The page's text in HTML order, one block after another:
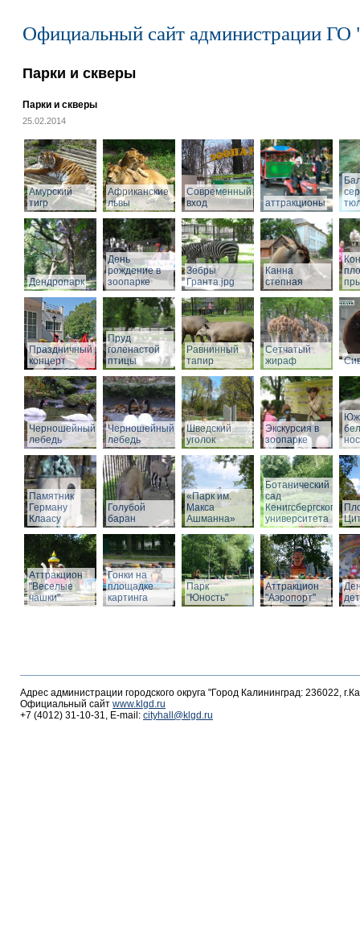
Официальный сайт администрации ГО
Парки и скверы
Парки и скверы
25.02.2014
Амурский
тигр
Африканские
львы
Современный
вход
аттракционы
Дендропарк
День
рождение в
зоопарке
Зебры
Гранта.jpg
Канна
степная
Праздничный
концерт
Пруд
голенастой
птицы
Равнинный
тапир
Сетчатый
жираф
Черношейный
лебедь
Черношейный
лебедь
Шведский
уголок
Экскурсия в
зоопарке
Памятник
Герману
Клаасу
Голубой
баран
«Парк им.
Макса
Ашманна»
Ботанический
сад
Кенигсбергского
университета
Аттракцион
"Веселые
чашки"
Гонки на
площадке
картинга
Парк
"Юность"
Аттракцион
"Аэропорт"
Адрес администрации городского округа "Город Калининград: 236022,
Официальный сайт www.klgd.ru
+7 (4012) 31-10-31, E-mail: cityhall@klgd.ru